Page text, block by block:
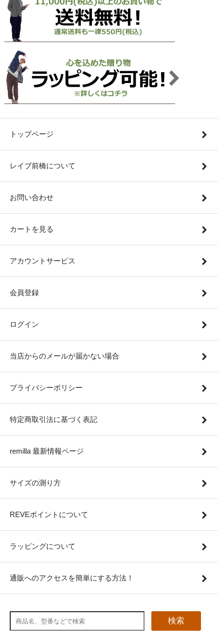
トップページ
レイブ前橋について
お問い合わせ
カートを見る
アカウントサービス
会員登録
ログイン
当店からのメールが届かない場合
プライバシーポリシー
特定商取引法に基づく表記
remilla 最新情報ページ
サイズの測り方
REVEポイントについて
ラッピングについて
通販へのアクセスを簡単にする方法！
検索